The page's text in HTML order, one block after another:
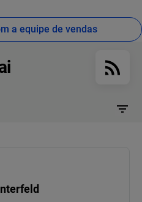
a equipe de vendas